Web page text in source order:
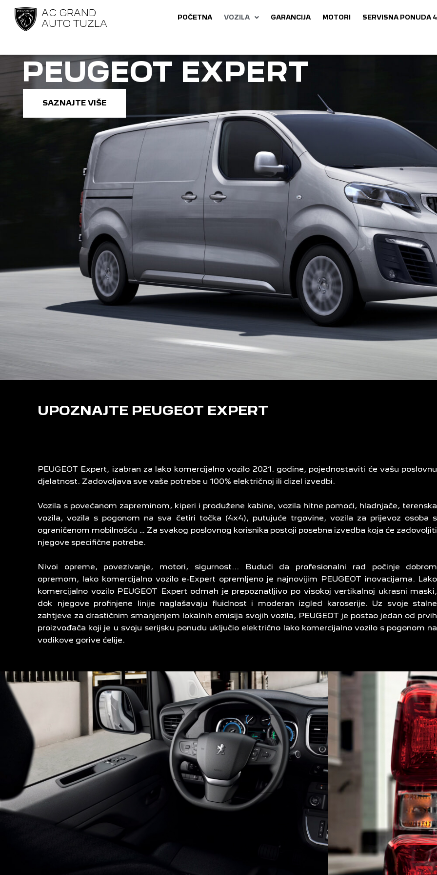
AC GRAND
AUTO TUZLA
POČETNA VOZILA GARANCIJA MOTORI SERVISNA PONUDA
PEUGEOT EXPERT
SAZNAJTE VIŠE
UPOZNAJTE PEUGEOT EXPERT
PEUGEOT Expert, izabran za lako komercijalno vozilo 2021. godine, pojednostaviti će vašu poslovnu
djelatnost. Zadovoljava sve vaše potrebe u 100% električnoj ili dizel izvedbi.
Vozila s povećanom zapreminom, kiperi i produžene kabine, vozila hitne pomoći, hladnjače, terenska
vozila, vozila s pogonom na sva četiri točka (4x4), putujuće trgovine, vozila za prijevoz osoba s
ograničenom mobilnošću … Za svakog poslovnog korisnika postoji posebna izvedba koja će zadovoljiti
njegove specifične potrebe.
Nivoi opreme, povezivanje, motori, sigurnost... Budući da profesionalni rad počinje dobrom
opremom, lako komercijalno vozilo e-Expert opremljeno je najnovijim PEUGEOT inovacijama. Lako
komercijalno vozilo PEUGEOT Expert odmah je prepoznatljivo po visokoj vertikalnoj ukrasni maski,
dok njegove profinjene linije naglašavaju fluidnost i moderan izgled karoserije. Uz svoje stalne
zahtjeve za drastičnim smanjenjem lokalnih emisija svojih vozila, PEUGEOT je postao jedan od prvih
proizvođača koji je u svoju serijsku ponudu uključio električno lako komercijalno vozilo s pogonom na
vodikove gorive ćelije.